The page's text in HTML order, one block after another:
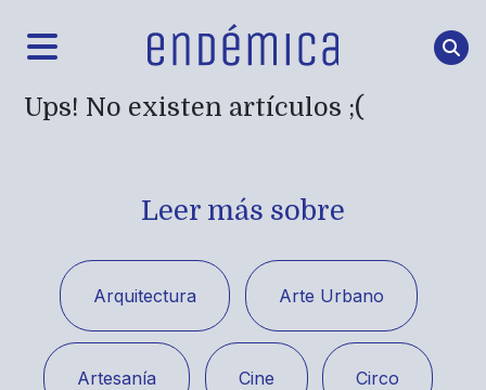
Ups! No existen artículos ;(
Leer más sobre
Arquitectura Arte Urbano
Artesanía Cine Circo